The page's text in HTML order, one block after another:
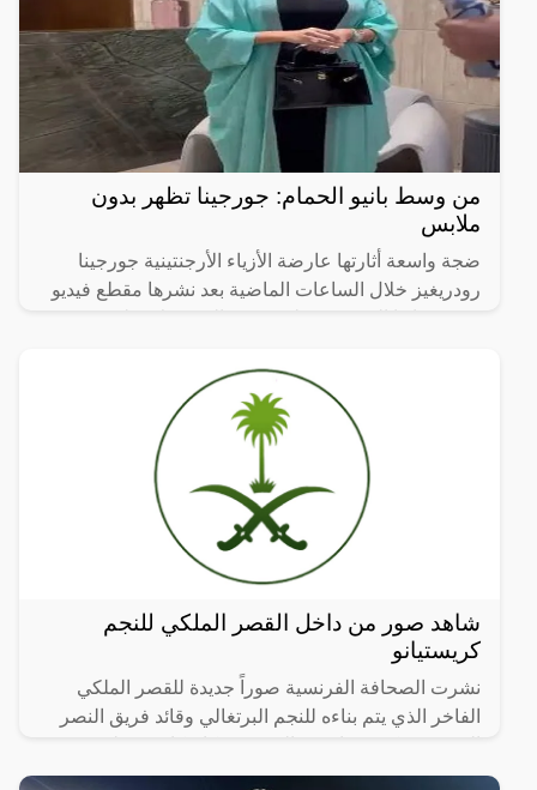
من وسط بانيو الحمام: جورجينا تظهر بدون
ملابس
ضجة واسعة أثارتها عارضة الأزياء الأرجنتينية جورجينا
رودريغيز خلال الساعات الماضية بعد نشرها مقطع فيديو
شاهد صور من داخل القصر الملكي للنجم
كريستيانو
نشرت الصحافة الفرنسية صوراً جديدة للقصر الملكي
الفاخر الذي يتم بناءه للنجم البرتغالي وقائد فريق النصر
دقيقة